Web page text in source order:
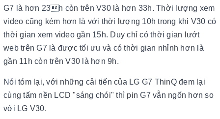
G7 là hơn 23h còn trên V30 là hơn 33h. Thời lượng xem
video cũng kém hơn là với thời lượng 10h trong khi V30 có
thời gian xem video gần 15h. Duy chỉ có thời gian lướt
web trên G7 là được tối ưu và có thời gian nhỉnh hơn là
gần 11h còn trên V30 là hơn 9h.
Nói tóm lại, với những cải tiến của LG G7 ThinQ đem lại
cùng tấm nền LCD "sáng chói" thì pin G7 vẫn ngốn hơn so
với LG V30.